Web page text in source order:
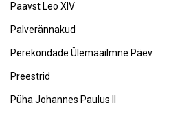
Paavst Leo XIV
Palverännakud
Perekondade Ülemaailmne Päev
Preestrid
Püha Johannes Paulus II